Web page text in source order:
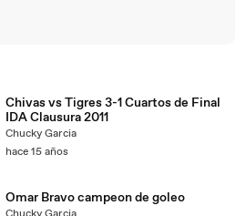
Chivas vs Tigres 3-1 Cuartos de Final
IDA Clausura 2011
Chucky Garcia
hace 15 años
Omar Bravo campeon de goleo